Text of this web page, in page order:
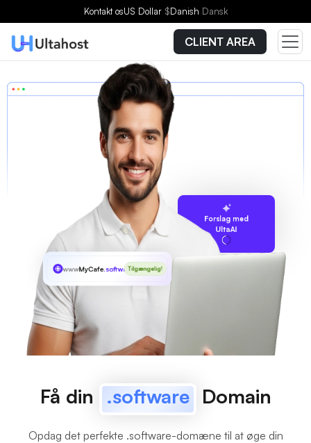
Kontakt osUS Dollar $Danish Dansk
CLIENT AREA
Forslag med
UltaAI
wwwMyCafe.softwareTilgængelig!
Få din .software Domain
Opdag det perfekte .software-domæne til at øge din